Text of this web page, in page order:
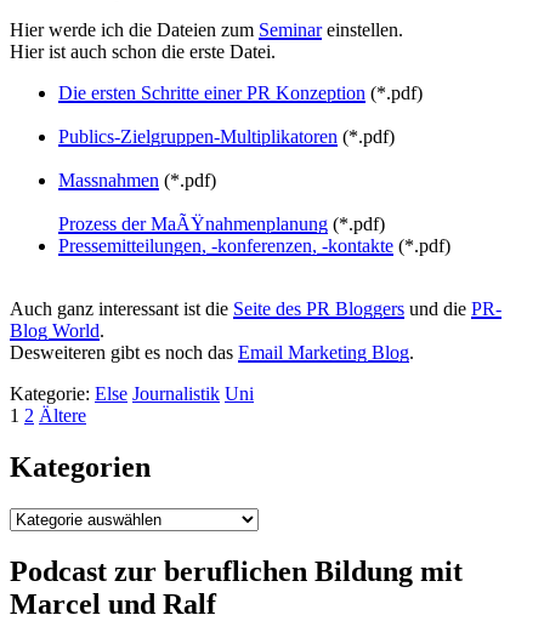
Hier werde ich die Dateien zum Seminareinstellen.
Hier ist auch schon die erste Datei.
Die ersten Schritte einer PR Konzeption (*.pdf)
Publics-Zielgruppen-Multiplikatoren (*.pdf)
Massnahmen (*.pdf)
Prozess der MaÃŸnahmenplanung (*.pdf)
Pressemitteilungen, -konferenzen, -kontakte (*.pdf)
Auch ganz interessant ist die Seite des PR Bloggers und die PR-
Blog World.
Desweiteren gibt es noch das Email Marketing Blog.
Kategorie: Else Journalistik Uni
Seitennummerierung
der
Beiträge
Seite
1 Seite
2 ÄltereÄltere
Kategorien
Kategorien
Podcast zur beruflichen Bildung mit
Marcel und Ralf